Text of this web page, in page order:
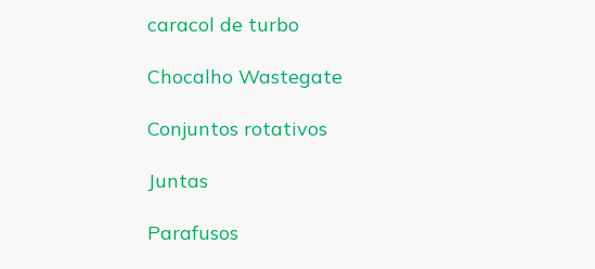
caracol de turbo
Chocalho Wastegate
Conjuntos rotativos
Juntas
Parafusos